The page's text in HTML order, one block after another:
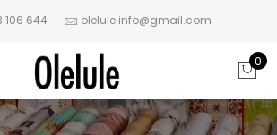
106 644 olelule.info@gmail.com
0